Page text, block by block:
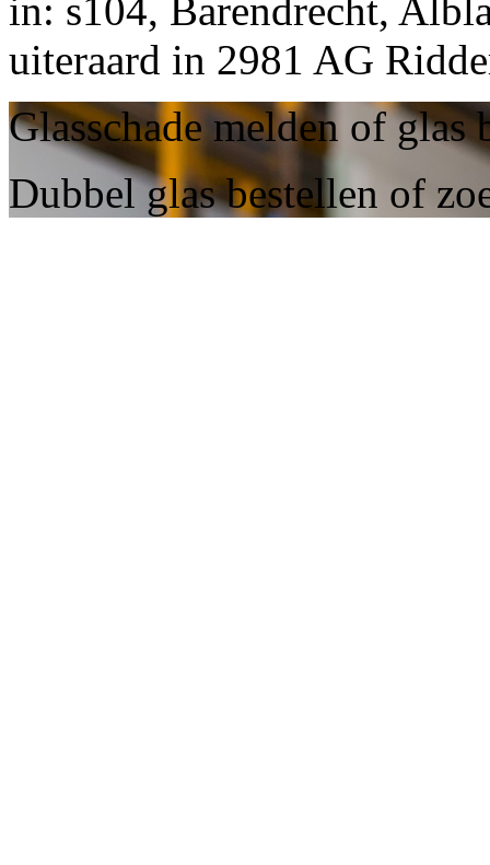
in: s104, Barendrecht,
uiteraard in 2981 AG
Glasschade melden of
Dubbel glas bestellen of